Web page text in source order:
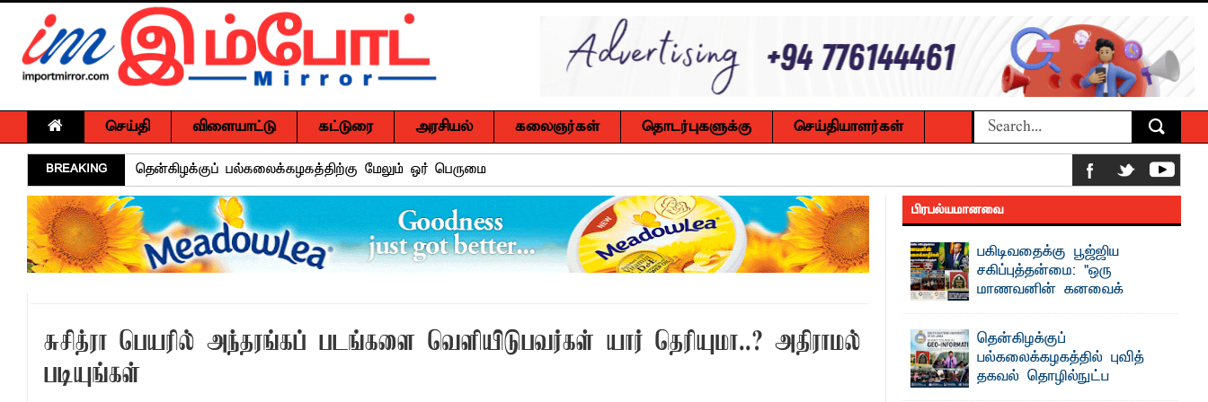
செய்தி விளையாட்டு கட்டுரை அரசியல் கலைஞர்கள் தொடர்புகளுக்கு செய்தியாளர்கள்
BREAKING
தென்கிழக்குப் பல்கலைக்கழகத்திற்கு மேலும் ஓர் பெருமை
தென்கிழக்குப் பல்கலையில் மூன்று நாட்கள், ஒன்பது அமர்வுகள்; 3,397 பட்டதாரிகளுக்கு பட்டங்கள் – சிறந்த மாணவர்களுக்கு தங்கப்பதக்கங்கள்,
நினைவுப் பதக்கங்கள் மற்றும் சிறப்புப் பரிசுகள்
இலங்கை அஹ்திய்யா பாடசாலைகளின் 75ஆவது ஆண்டு பவள விழா ஏற்பாடுகள் தொடர்பாக அம்பாறை மாவட்டத்தில் ஆலோசனைக் கூட்டம்
வியப்பில் ஆழ்த்தும் விபூதி மலை! – கதிர்காமத்தின் மறைந்திருக்கும் அதிசயம்
சாய்ந்தமருது லீடர் அஸ்ரப் வித்தியாலயத்தில் சுற்றாடல் சார் செயற்பாட்டு முகாம்
சாய்ந்தமருது ரியல் பிளாஸ்டர் விளையாட்டுக் கழகத்தின் ரீஜென்சி டி20 பிளாஸ்ட் கிரிக்கெட் சுற்றுப்போட்டி உத்தியோகபூர்வமாக ஆரம்பம்
சுசித்ரா பெயரில் அந்தரங்கப் படங்களை வெளியிடுபவர்கள் யார் தெரியுமா..? அதிராமல்
படியுங்கள்
பிரபல்யமானவை
பகிடிவதைக்கு பூஜ்ஜிய
சகிப்புத்தன்மை: "ஒரு
மாணவனின் கனவைக்
கலைக்காதீர்கள்" –
தென்கிழக்குப் பல்கலைக்கழக உபவேந்தர்
வலியுறுத்தல்
"ஒ ரு மாணவனின் அல்லது மாணவியின்
கனவு என்னால் கலைக்கப்படாது" என்ற
தென்கிழக்குப்
பல்கலைக்கழகத்தில் புவித்
தகவல் தொழில்நுட்ப